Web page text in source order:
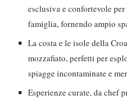
esclusiva e confortevole
famiglia, fornendo ampio
La costa e le isole della
mozzafiato, perfetti per
spiagge incontaminate e
Esperienze curate, da chef